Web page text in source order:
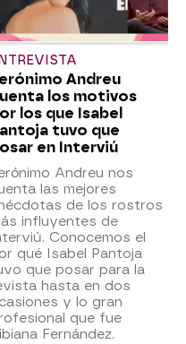
Andreu
los motivos
los que Isabel
tuvo que
en Interviú
Andreu nos
las mejores
de los rostros
influyentes de
Conocemos el
qué Isabel Pantoja
que posar para la
hasta en dos
y lo gran
que fue
Fernández.